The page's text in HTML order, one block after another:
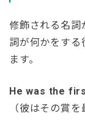
修飾される名
詞が何かをする
ます。
He was the
（彼はその賞